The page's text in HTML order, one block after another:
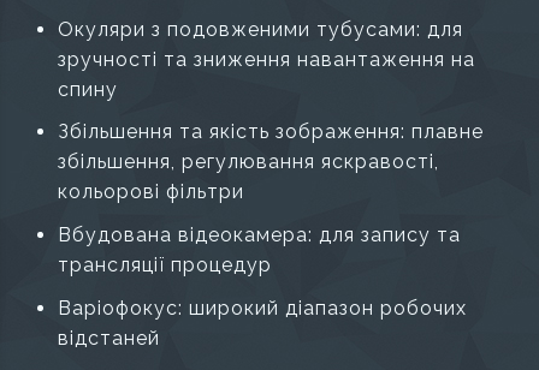
Окуляри з подовженими тубусами: для
зручності та зниження навантаження на
спину
Збільшення та якість зображення: плавне
збільшення, регулювання яскравості,
кольорові фільтри
Вбудована відеокамера: для запису та
трансляції процедур
Варіофокус: широкий діапазон робочих
відстаней